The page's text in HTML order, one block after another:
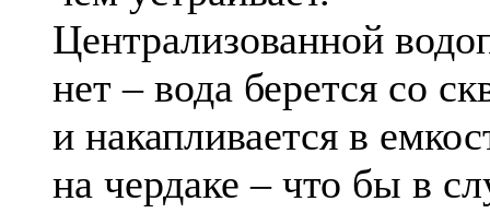
Централизованной
нет – вода берется со
и накапливается в
на чердаке – что бы в